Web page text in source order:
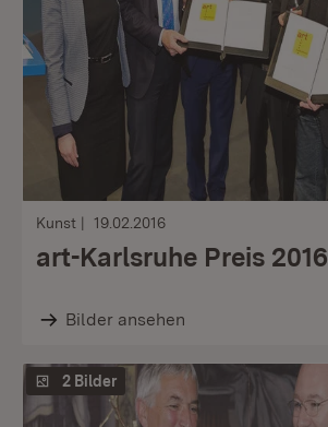
Kunst 19.02.2016
art-Karlsruhe Preis 2016
Bilder ansehen
2 Bilder